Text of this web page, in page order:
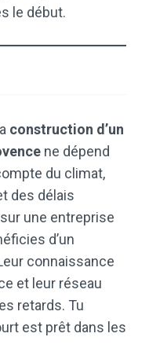
le début.
construction d’un
ne dépend
du climat,
des délais
une entreprise
d’un
connaissance
et leur réseau
retards. Tu
est prêt dans les